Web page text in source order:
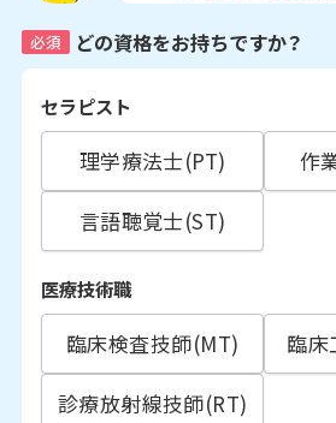
必須 どの資格をお持ちですか？
セラピスト
理学療法士(PT)
作
言語聴覚士(ST)
医療技術職
臨床検査技師(MT)
臨床
診療放射線技師(RT)